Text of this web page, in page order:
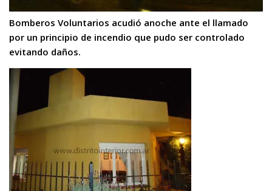
Bomberos Voluntarios acudió anoche ante el llamado
por un principio de incendio que pudo ser controlado
evitando daños.